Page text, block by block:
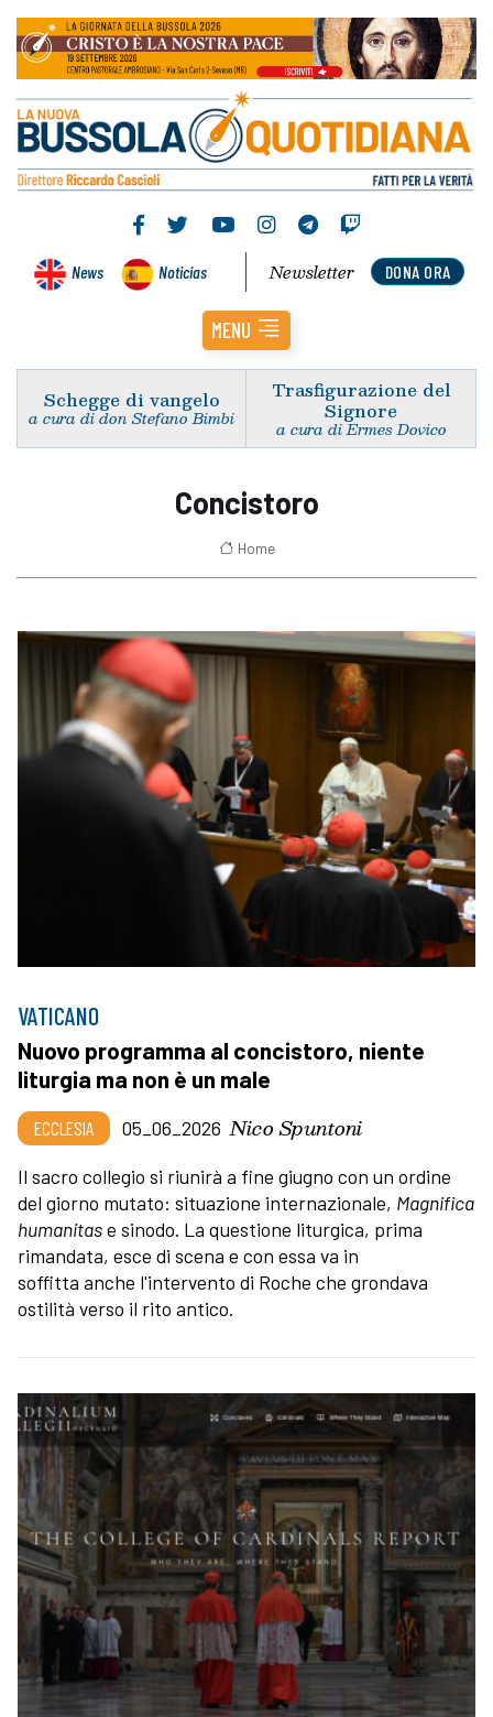
News Noticias DONA ORA
Newsletter
MENU
Schegge di vangelo
a cura di don Stefano Bimbi
Trasfigurazione del
Signore
a cura di Ermes Dovico
Concistoro
Home
VATICANO
Nuovo programma al concistoro, niente
liturgia ma non è un male
ECCLESIA 05_06_2026 Nico Spuntoni
Il sacro collegio si riunirà a fine giugno con un ordine
del giorno mutato: situazione internazionale, Magnifica
humanitase sinodo. La questione liturgica, prima
rimandata, esce di scena e con essa va in
soffitta anche l'intervento di Roche che grondava
ostilità verso il rito antico.